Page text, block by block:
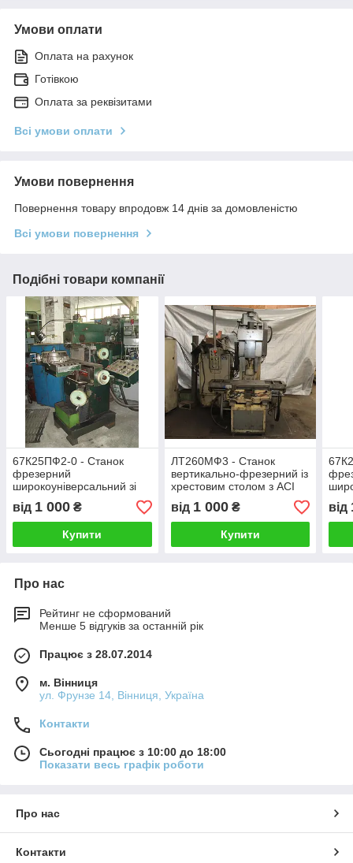
Умови оплати
Оплата на рахунок
Готівкою
Оплата за реквізитами
Всі умови оплати
Умови повернення
Повернення товару впродовж 14 днів за домовленістю
Всі умови повернення
Подібні товари компанії
67К25ПФ2-0 - Станок
фрезерний
широкоуніверсальний зі
ЧПУ
від 1 000 ₴
Купити
ЛТ260МФ3 - Станок
вертикально-фрезерний із
хрестовим столом з АСІ
від 1 000₴
Купити
від
Про нас
Рейтинг не сформований
Менше 5 відгуків за останній рік
Працює з 28.07.2014
м. Вінниця
ул. Фрунзе 14, Вінниця, Україна
Контакти
Сьогодні працює з 10:00 до 18:00
Показати весь графік роботи
Про нас
Контакти